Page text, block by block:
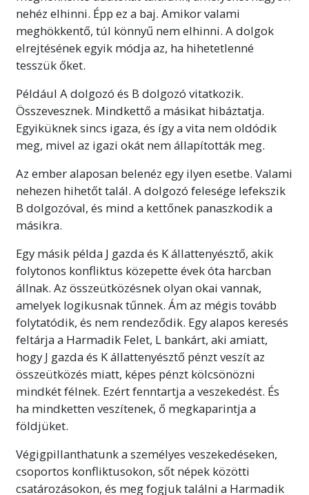
nehéz elhinni. Épp ez a baj. Amikor valami
meghökkentő, túl könnyű nem elhinni. A dolgok
elrejtésének egyik módja az, ha hihetetlenné
tesszük őket.
Például A dolgozó és B dolgozó vitatkozik.
Összevesznek. Mindkettő a másikat hibáztatja.
Egyiküknek sincs igaza, és így a vita nem oldódik
meg, mivel az igazi okát nem állapították meg.
Az ember alaposan belenéz egy ilyen esetbe. Valami
nehezen hihetőt talál. A dolgozó felesége lefekszik
B dolgozóval, és mind a kettőnek panaszkodik a
másikra.
Egy másik példa J gazda és Kállattenyésztő, akik
folytonos konfliktus közepette évek óta harcban
állnak. Az összeütközésnek olyan okai vannak,
amelyek logikusnak tűnnek. Ám az mégis tovább
folytatódik, és nem rendeződik. Egy alapos keresés
feltárja a Harmadik Felet, L bankárt, aki amiatt,
hogy J gazda és K állattenyésztő pénzt veszít az
összeütközés miatt, képes pénzt kölcsönözni
mindkét félnek. Ezért fenntartja a veszekedést. És
ha mindketten veszítenek, ő megkaparintja a
földjüket.
Végigpillanthatunk a személyes veszekedéseken,
csoportos konfliktusokon, sőt népek közötti
csatározásokon, és meg fogjuk találni a Harmadik